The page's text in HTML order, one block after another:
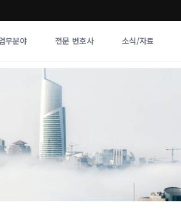
무분야 전문 변호사 소식/자료